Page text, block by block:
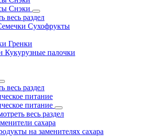
Снэки
весь раздел
Сухофрукты
Гренки
Кукурузные палочки
весь раздел
питание
питание
весь раздел
сахара
на заменителях сахара